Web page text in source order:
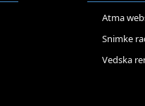
Atma
Snimke
Vedska